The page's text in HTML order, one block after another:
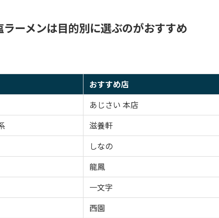
ーメンは目的別に選ぶのがおすすめ
おすすめ店
あじさい 本店
滋養軒
しなの
龍鳳
一文字
西園